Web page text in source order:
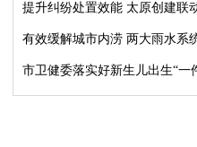
提升纠纷处置效能 太原创建联
有效缓解城市内涝 两大雨水系
市卫健委落实好新生儿出生“一